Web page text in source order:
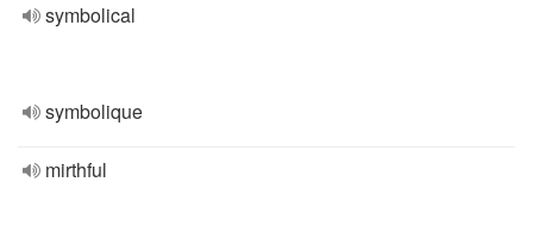
symbolical
symbolique
mirthful